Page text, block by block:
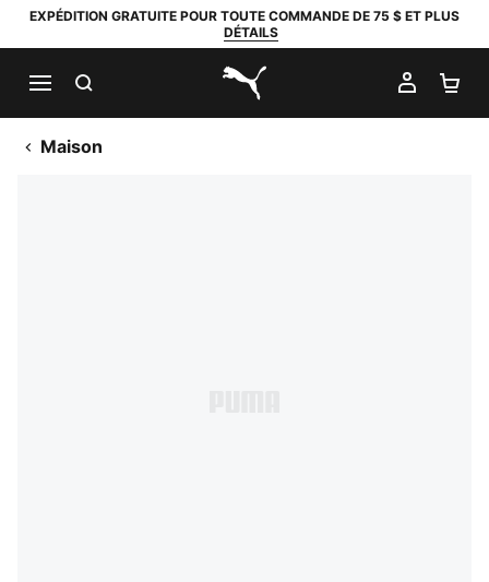
EXPÉDITION GRATUITE POUR TOUTE COMMANDE DE 75 $ ET PLUS
DÉTAILS
PUMA.com
MON
Maison